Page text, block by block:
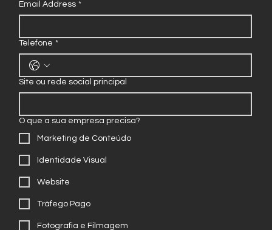
Email Address *
Telefone *
Site ou rede social principal
O que a sua empresa precisa?
Marketing de Conteúdo
Identidade Visual
Website
Tráfego Pago
Fotografia e Filmagem